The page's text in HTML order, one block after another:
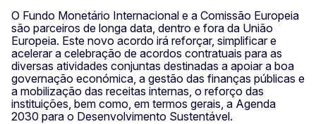
O Fundo Monetário Internacional e a Comissão Europeia
são parceiros de longa data, dentro e fora da União
Europeia. Este novo acordo irá reforçar, simplificar e
acelerar a celebração de acordos contratuais para as
diversas atividades conjuntas destinadas a apoiar a boa
governação económica, a gestão das finanças públicas e
a mobilização das receitas internas, o reforço das
instituições, bem como, em termos gerais, a Agenda
2030 para o Desenvolvimento Sustentável.